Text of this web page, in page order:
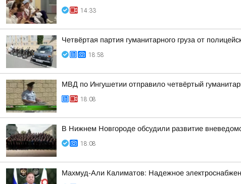
14:33
Четвёртая партия гуманитарного груза от
18:58
МВД по Ингушетии отправило четвёртый
18:08
В Нижнем Новгороде обсудили развитие
18:08
Махмуд-Али Калиматов: Надежное